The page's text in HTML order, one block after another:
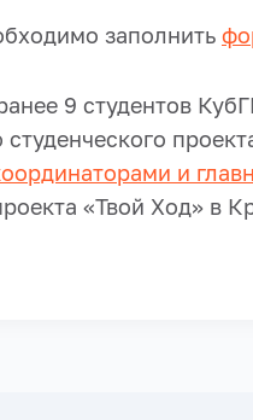
заполнить
9 студентов
и
«Твой Ход» в